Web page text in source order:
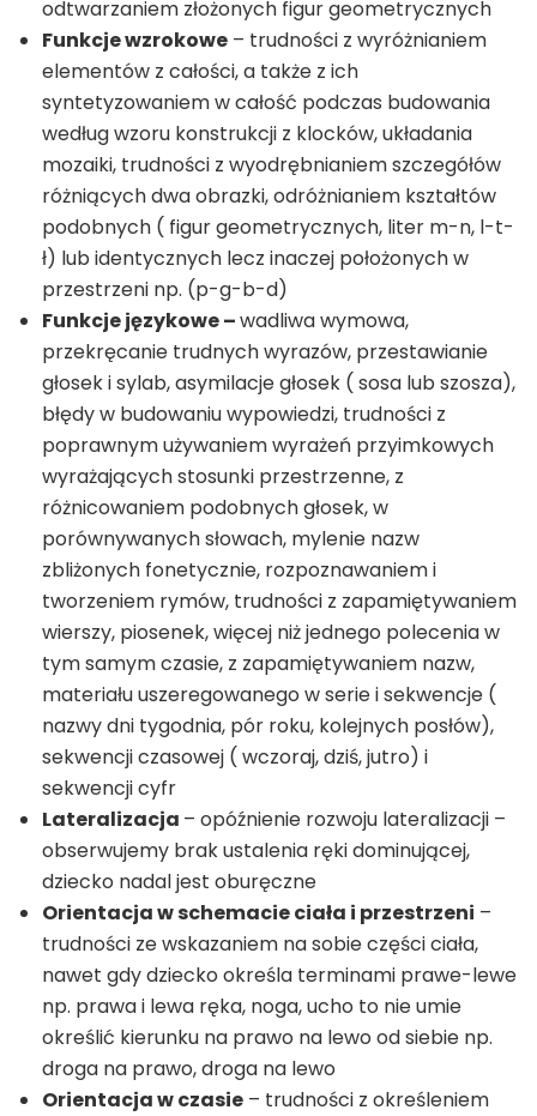
odtwarzaniem złożonych figur geometrycznych
Funkcje wzrokowe – trudności z wyróżnianiem
elementów z całości, a także z ich
syntetyzowaniem w całość podczas budowania
według wzoru konstrukcji z klocków, układania
mozaiki, trudności z wyodrębnianiem szczegółów
różniących dwa obrazki, odróżnianiem kształtów
podobnych ( figur geometrycznych, liter m-n, l-t-
ł) lub identycznych lecz inaczej położonych w
przestrzeni np. (p-g-b-d)
Funkcje językowe –wadliwa wymowa,
przekręcanie trudnych wyrazów, przestawianie
głosek i sylab, asymilacje głosek ( sosa lub szosza),
błędy w budowaniu wypowiedzi, trudności z
poprawnym używaniem wyrażeń przyimkowych
wyrażających stosunki przestrzenne, z
różnicowaniem podobnych głosek, w
porównywanych słowach, mylenie nazw
zbliżonych fonetycznie, rozpoznawaniem i
tworzeniem rymów, trudności z zapamiętywaniem
wierszy, piosenek, więcej niż jednego polecenia w
tym samym czasie, z zapamiętywaniem nazw,
materiału uszeregowanego w serie i sekwencje (
nazwy dni tygodnia, pór roku, kolejnych posłów),
sekwencji czasowej ( wczoraj, dziś, jutro) i
sekwencji cyfr
Lateralizacja – opóźnienie rozwoju lateralizacji –
obserwujemy brak ustalenia ręki dominującej,
dziecko nadal jest oburęczne
Orientacja w schemacie ciała i przestrzeni –
trudności ze wskazaniem na sobie części ciała,
nawet gdy dziecko określa terminami prawe-lewe
np. prawa i lewa ręka, noga, ucho to nie umie
określić kierunku na prawo na lewo od siebie np.
droga na prawo, droga na lewo
Orientacja w czasie – trudności z określeniem